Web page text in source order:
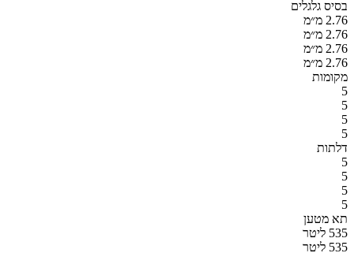
בסיס גלגלים
2.76 מ״מ
2.76 מ״מ
2.76 מ״מ
2.76 מ״מ
מקומות
5
5
5
5
דלתות
5
5
5
5
תא מטען
535 ליטר
535 ליטר